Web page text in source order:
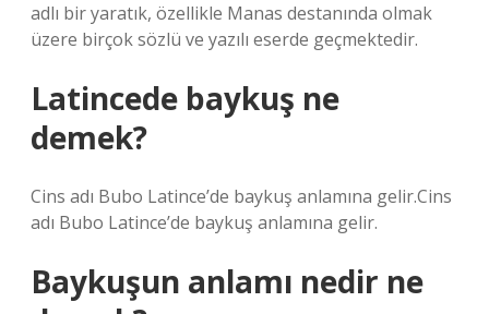
adlı bir yaratık, özellikle Manas destanında olmak
üzere birçok sözlü ve yazılı eserde geçmektedir.
Latincede baykuş ne
demek?
Cins adı Bubo Latince’de baykuş anlamına gelir.Cins
adı Bubo Latince’de baykuş anlamına gelir.
Baykuşun anlamı nedir ne